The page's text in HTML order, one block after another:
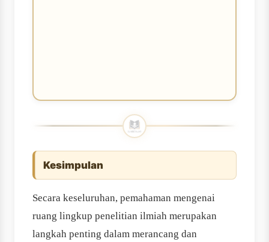
Kesimpulan
Secara keseluruhan, pemahaman mengenai
ruang lingkup penelitian ilmiah merupakan
langkah penting dalam merancang dan